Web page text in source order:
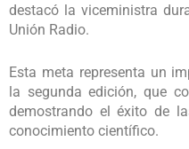
destacó la viceministra
Unión Radio.
Esta meta representa un
la segunda edición, que
demostrando el éxito de
conocimiento científico.